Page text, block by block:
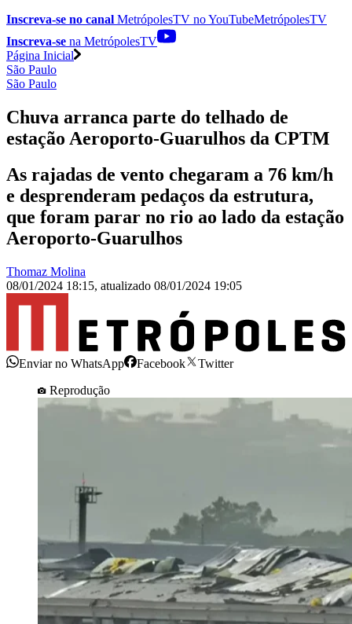
Inscreva-se no canal MetrópolesTV noYouTubeMetrópolesTV
Inscreva-se na MetrópolesTV
Página Inicial
São Paulo
São Paulo
Chuva arranca parte do telhado de
estação Aeroporto-Guarulhos da CPTM
As rajadas de vento chegaram a 76 km/h
e desprenderam pedaços da estrutura,
que foram parar no rio ao lado da estação
Aeroporto-Guarulhos
Thomaz Molina
08/01/2024 18:15, atualizado 08/01/2024 19:05
Enviar no WhatsApp Facebook
Twitter
Reprodução